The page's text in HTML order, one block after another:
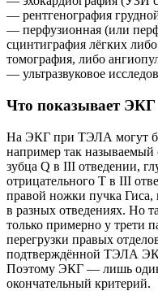
— рентгенография
— перфузионная (или
сцинтиграфия лёгких
томография, либо
— ультразвуковое
Что показывает ЭКГ
На ЭКГ при ТЭЛА могут
например так
зубца Q в III отведении,
отрицательного T в III
правой ножки пучка Гиса,
в разных отведениях. Но
только примерно у трети
перегрузки правых
подтверждённой ТЭЛА
Поэтому ЭКГ — лишь один
окончательный критерий.